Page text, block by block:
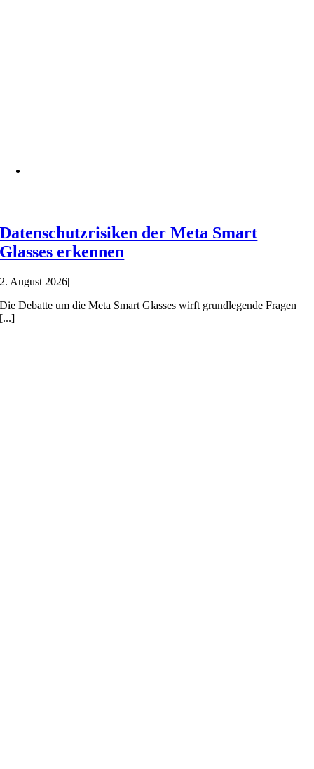
Datenschutzrisiken der Meta Smart
Glasses erkennen
2. August 2026|
Die Debatte um die Meta Smart Glasses wirft grundlegende Fragen
[...]